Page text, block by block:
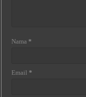
Nama *
Email *